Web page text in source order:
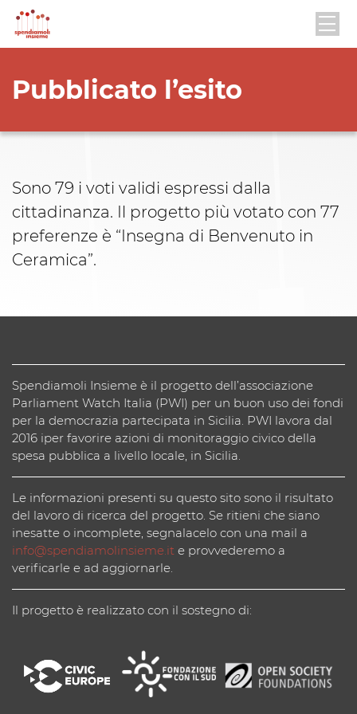
Pubblicato l’esito
Sono 79 i voti validi espressi dalla
cittadinanza. Il progetto più votato con 77
preferenze è “Insegna di Benvenuto in
Ceramica”.
Spendiamoli Insieme è il progetto dell’associazione
Parliament Watch Italia (PWI) per un buon uso dei fondi
per la democrazia partecipata in Sicilia. PWI lavora dal
2016 iper favorire azioni di monitoraggio civico della
spesa pubblica a livello locale, in Sicilia.
Le informazioni presenti su questo sito sono il risultato
del lavoro di ricerca del progetto. Se ritieni che siano
inesatte o incomplete, segnalacelo con una mail a
info@spendiamolinsieme.it e provvederemo a
verificarle e ad aggiornarle.
Il progetto è realizzato con il sostegno di: